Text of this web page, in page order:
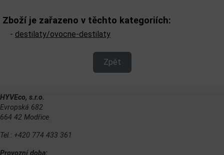
Zboží je zařazeno v těchto kategoriích:
- destilaty/ovocne-destilaty
Zpět
HYVEco, s.r.o.
Evropská 682
664 42 Modřice
Tel.: +420 774 433 361
Provozní doba: